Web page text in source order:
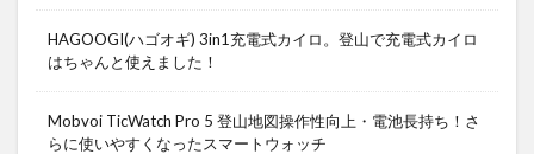
HAGOOGI(ハゴオギ) 3in1充電式カイロ。登山で充電式カイロ
はちゃんと使えました！
Mobvoi TicWatch Pro 5 登山地図操作性向上・電池長持ち！さ
らに使いやすくなったスマートウォッチ